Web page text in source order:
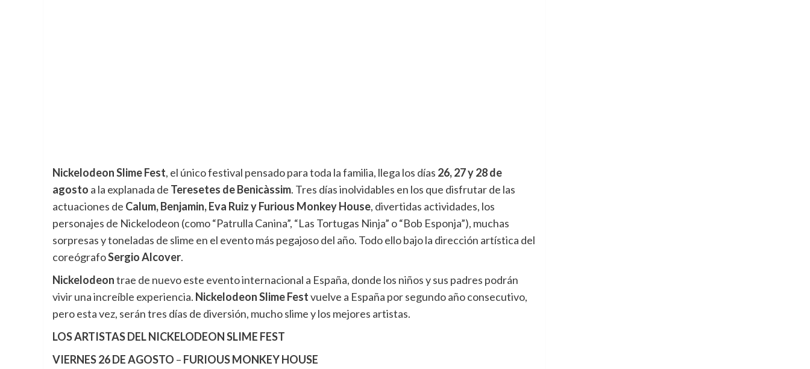
Nickelodeon Slime Fest, el único festival pensado para toda la familia, llega los días 26, 27 y 28 de
agosto a la explanada de Teresetes de Benicàssim. Tres días inolvidables en los que disfrutar de las
actuaciones de Calum, Benjamin, Eva Ruiz y Furious Monkey House, divertidas actividades, los
personajes de Nickelodeon (como “Patrulla Canina”, “Las Tortugas Ninja” o “Bob Esponja”), muchas
sorpresas y toneladas de slime en el evento más pegajoso del año. Todo ello bajo la dirección artística del
coreógrafoSergio Alcover.
Nickelodeontrae de nuevo este evento internacional a España, donde los niños y sus padres podrán
vivir una increíble experiencia. Nickelodeon Slime Festvuelve a España por segundo año consecutivo,
pero esta vez, serán tres días de diversión, mucho slime y los mejores artistas.
LOS ARTISTAS DEL NICKELODEON SLIME FEST
VIERNES 26 DE AGOSTO – FURIOUS MONKEY HOUSE